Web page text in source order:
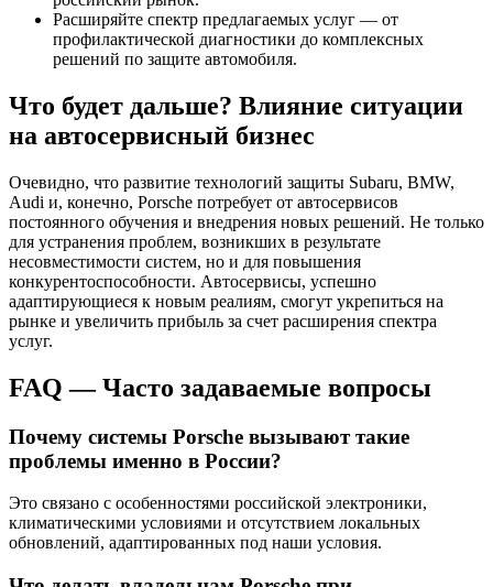
Расширяйте спектр предлагаемых услуг — от
профилактической диагностики до комплексных
решений по защите автомобиля.
Что будет дальше? Влияние ситуации
на автосервисный бизнес
Очевидно, что развитие технологий защиты Subaru, BMW,
Audi и, конечно, Porsche потребует от автосервисов
постоянного обучения и внедрения новых решений. Не только
для устранения проблем, возникших в результате
несовместимости систем, но и для повышения
конкурентоспособности. Автосервисы, успешно
адаптирующиеся к новым реалиям, смогут укрепиться на
рынке и увеличить прибыль за счет расширения спектра
услуг.
FAQ — Часто задаваемые вопросы
Почему системы Porsche вызывают такие
проблемы именно в России?
Это связано с особенностями российской электроники,
климатическими условиями и отсутствием локальных
обновлений, адаптированных под наши условия.